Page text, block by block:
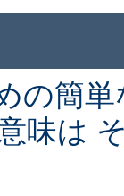
の簡
味は